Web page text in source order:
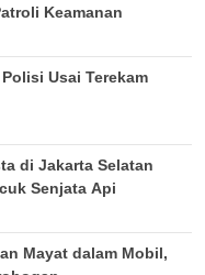
Keamanan
Usai Terekam
di Jakarta Selatan
Senjata Api
Mayat dalam Mobil,